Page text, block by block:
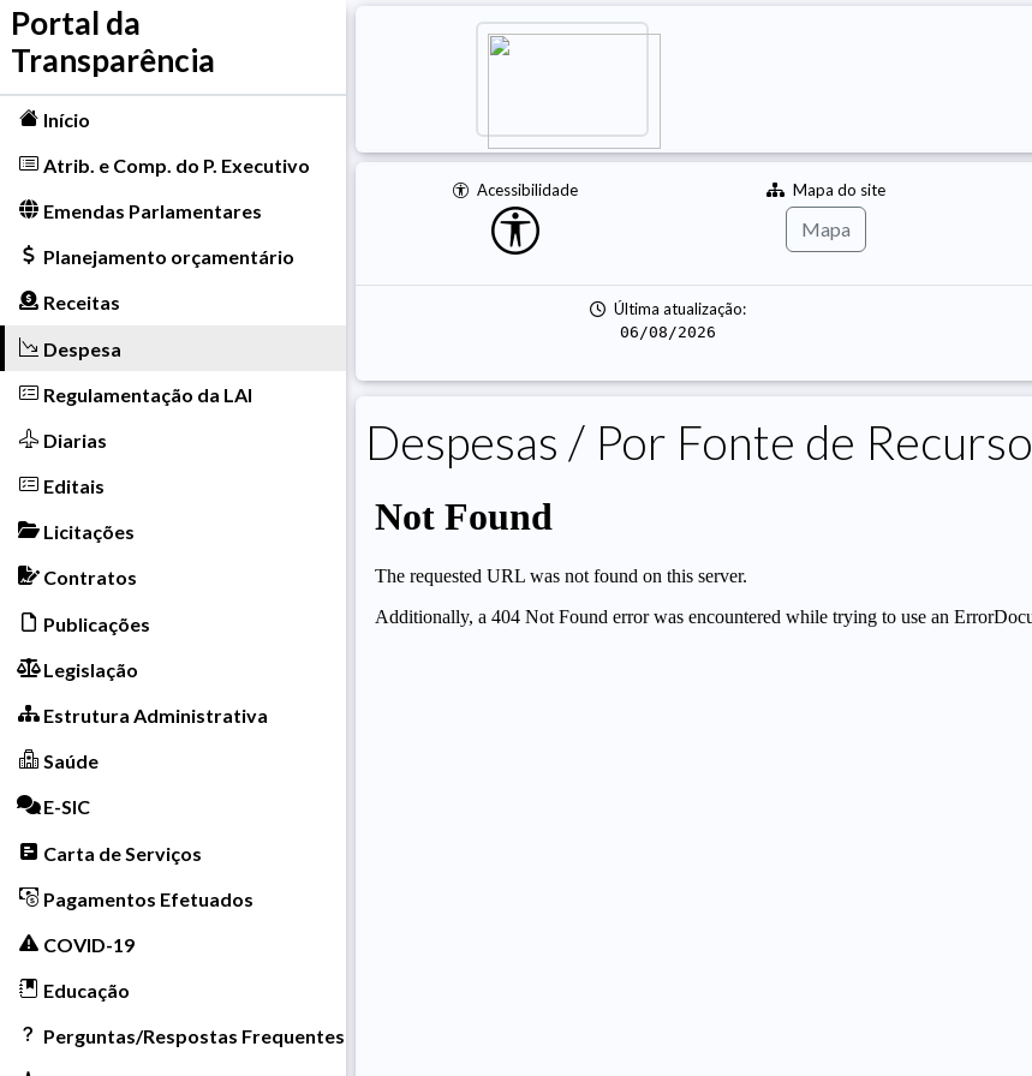
Portal da
Transparência
Início
Atrib. e Comp. do P. Executivo
Emendas Parlamentares
Planejamento orçamentário
Receitas
Despesa
Regulamentação da LAI
Diarias
Editais
Licitações
Contratos
Publicações
Legislação
Estrutura Administrativa
Saúde
E-SIC
Carta de Serviços
Pagamentos Efetuados
COVID-19
Educação
Perguntas/Respostas Frequentes
Acessibilidade Mapa do site
Mapa
Última atualização:
06/08/2026
Despesas / Por Fonte de Recurso